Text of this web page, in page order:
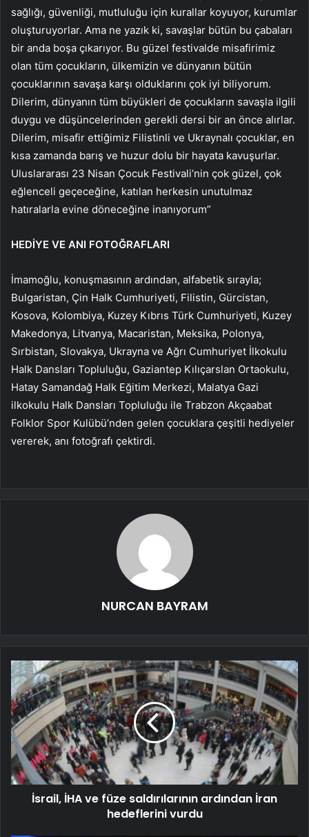
sağlığı, güvenliği, mutluluğu için kurallar koyuyor, kurumlar
oluşturuyorlar. Ama ne yazık ki, savaşlar bütün bu çabaları
bir anda boşa çıkarıyor. Bu güzel festivalde misafirimiz
olan tüm çocukların, ülkemizin ve dünyanın bütün
çocuklarının savaşa karşı olduklarını çok iyi biliyorum.
Dilerim, dünyanın tüm büyükleri de çocukların savaşla ilgili
duygu ve düşüncelerinden gerekli dersi bir an önce alırlar.
Dilerim, misafir ettiğimiz Filistinli ve Ukraynalı çocuklar, en
kısa zamanda barış ve huzur dolu bir hayata kavuşurlar.
Uluslararası 23 Nisan Çocuk Festivali’nin çok güzel, çok
eğlenceli geçeceğine, katılan herkesin unutulmaz
hatıralarla evine döneceğine inanıyorum”
HEDİYE VE ANI FOTOĞRAFLARI
İmamoğlu, konuşmasının ardından, alfabetik sırayla;
Bulgaristan, Çin Halk Cumhuriyeti, Filistin, Gürcistan,
Kosova, Kolombiya, Kuzey Kıbrıs Türk Cumhuriyeti, Kuzey
Makedonya, Litvanya, Macaristan, Meksika, Polonya,
Sırbistan, Slovakya, Ukrayna ve Ağrı Cumhuriyet İlkokulu
Halk Dansları Topluluğu, Gaziantep Kılıçarslan Ortaokulu,
Hatay Samandağ Halk Eğitim Merkezi, Malatya Gazi
ilkokulu Halk Dansları Topluluğu ile Trabzon Akçaabat
Folklor Spor Kulübü’nden gelen çocuklara çeşitli hediyeler
vererek, anı fotoğrafı çektirdi.
NURCAN BAYRAM
İsrail, İHA ve füze saldırılarının ardından İran
hedeflerini vurdu